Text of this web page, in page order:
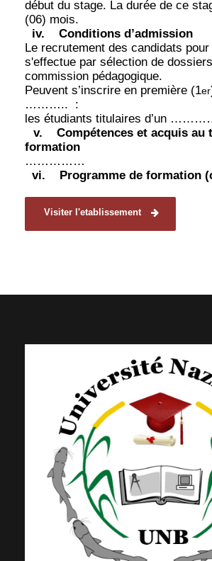
début du stage. La durée de ce
(06) mois.
iv.
Conditions d’admission
Le recrutement des candidats
s'effectue par sélection de
commission pédagogique.
Peuvent s’inscrire en première (1er
………..
:
les étudiants titulaires d’un
v.
Compétences et acquis au
formation
……………
vi.
Programme de formation
Visiter l'etablissement